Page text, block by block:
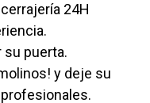
24H
puerta.
y deje su